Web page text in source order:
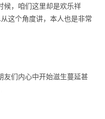
候，咱们这里却是欢乐祥
这个角度讲，本人也是非常
友们内心中开始滋生蔓延甚